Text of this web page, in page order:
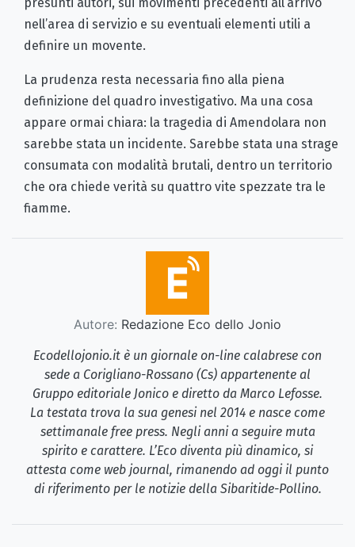
presunti autori, sui movimenti precedenti all’arrivo
nell’area di servizio e su eventuali elementi utili a
definire un movente.
La prudenza resta necessaria fino alla piena
definizione del quadro investigativo. Ma una cosa
appare ormai chiara: la tragedia di Amendolara non
sarebbe stata un incidente. Sarebbe stata una strage
consumata con modalità brutali, dentro un territorio
che ora chiede verità su quattro vite spezzate tra le
fiamme.
Autore: Redazione Eco dello Jonio
Ecodellojonio.it è un giornale on-line calabrese con
sede a Corigliano-Rossano (Cs) appartenente al
Gruppo editoriale Jonico e diretto da Marco Lefosse.
La testata trova la sua genesi nel 2014 e nasce come
settimanale free press. Negli anni a seguire muta
spirito e carattere. L’Eco diventa più dinamico, si
attesta come web journal, rimanendo ad oggi il punto
di riferimento per le notizie della Sibaritide-Pollino.